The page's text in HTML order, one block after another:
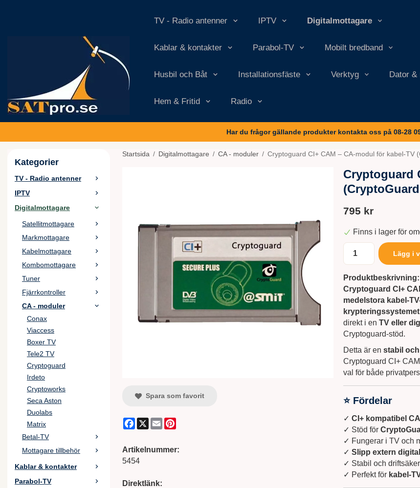
TV - Radio antenner IPTV Digitalmottagare
Kablar & kontakter Parabol-TV Mobilt bredband
Husbil och Båt Installationsfäste Verktyg Dator &
Hem & Fritid Radio
Har du frågor gällande produkter kontakta oss på 08-28
Kategorier
TV - Radio antenner
IPTV
Digitalmottagare
Satellitmottagare
Markmottagare
Kabelmottagare
Kombomottagare
Tuner
Fjärrkontroller
CA - moduler
Conax
Viaccess
Boxer TV
Tele2 TV
Cryptoguard
Irdeto
Cryptoworks
Seca Aston
Duolabs
Matrix
Betal-TV
Mottagare tillbehör
Kablar & kontakter
Parabol-TV
Startsida / Digitalmottagare / CA - moduler / Cryptoguard CI+ CAM – CA-modul för kabel-TV
Cryptoguard
795 kr
Finns i lager för
Lägg i
Produktbeskrivning:
Cryptoguard CI+
medelstora kabel-
krypteringssystemet
direkt i en TV eller
Cryptoguard-stöd.
Detta är en stabil
Cryptoguard CI+
val för både
⭐ Fördelar
✓ CI+ kompatibel
✓ Stöd för
✓ Fungerar i TV och
✓ Slipp extern
✓ Stabil och
✓ Perfekt för kabel-
Spara som favorit
Facebook
X Email
Artikelnummer:
5454
Direktlänk: